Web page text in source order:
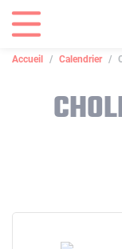
Accueil Calendrier
Panneau de gestion